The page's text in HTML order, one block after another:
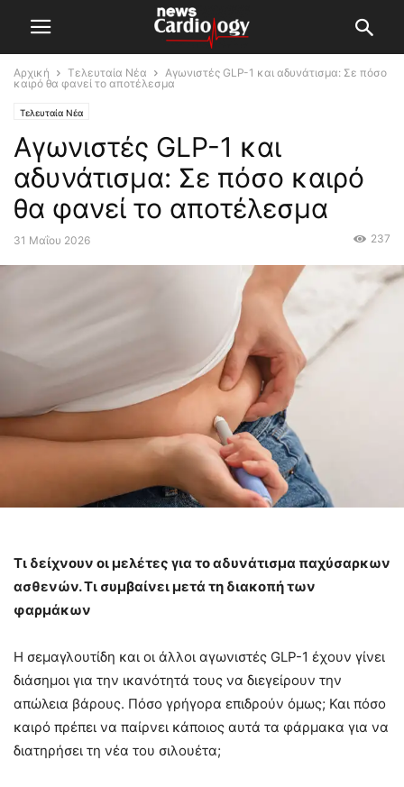
Αρχική Τελευταία Νέα
Αγωνιστές GLP-1 και αδυνάτισμα: Σε πόσο
καιρό θα φανεί το αποτέλεσμα
Τελευταία Νέα
Αγωνιστές GLP-1 και
αδυνάτισμα: Σε πόσο καιρό
θα φανεί το αποτέλεσμα
31 Μαΐου 2026 237
Τι δείχνουν οι μελέτες για το αδυνάτισμα παχύσαρκων
ασθενών. Τι συμβαίνει μετά τη διακοπή των
φαρμάκων
Η σεμαγλουτίδη και οι άλλοι αγωνιστές GLP-1 έχουν γίνει
διάσημοι για την ικανότητά τους να διεγείρουν την
απώλεια βάρους. Πόσο γρήγορα επιδρούν όμως; Και πόσο
καιρό πρέπει να παίρνει κάποιος αυτά τα φάρμακα για να
διατηρήσει τη νέα του σιλουέτα;